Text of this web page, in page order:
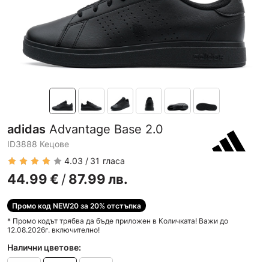
adidas Advantage Base 2.0
ID3888 Кецове
4.03
31 гласа
44.99€ /87.99лв.
Промо код NEW20 за 20% отстъпка
* Промо кодът трябва да бъде приложен в Количката! Важи до
12.08.2026г. включително!
Налични цветове: